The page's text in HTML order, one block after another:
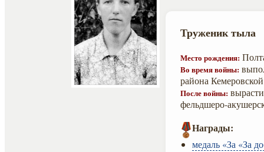
Труженик тыла
Место рождения:
Во время войны:
района
После войны:
фельдшеро-
Награды:
медаль «За «За